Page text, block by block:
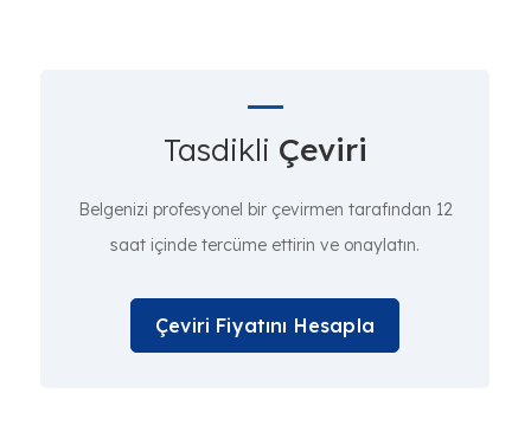
Tasdikli Çeviri
Belgenizi profesyonel bir çevirmen tarafından 12
saat içinde tercüme ettirin ve onaylatın.
Çeviri Fiyatını Hesapla